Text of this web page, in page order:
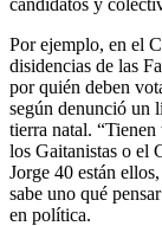
Por ejemplo, en el
disidencias de las
por quién deben
según denunció un
tierra natal.
los Gaitanistas o el
Jorge 40 están
sabe uno qué
en política.